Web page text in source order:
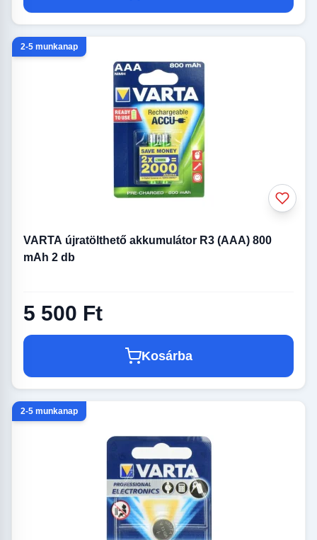
2-5 munkanap
VARTA újratölthető akkumulátor R3 (AAA) 800
mAh 2 db
5 500 Ft
Kosárba
2-5 munkanap